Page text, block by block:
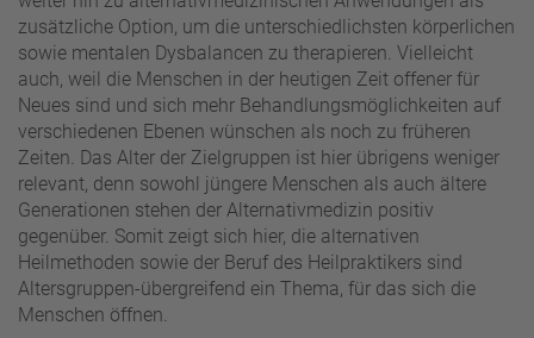
zusätzliche Option, um die unterschiedlichsten körperlichen
sowie mentalen Dysbalancen zu therapieren. Vielleicht
auch, weil die Menschen in der heutigen Zeit offener für
Neues sind und sich mehr Behandlungsmöglichkeiten auf
verschiedenen Ebenen wünschen als noch zu früheren
Zeiten. Das Alter der Zielgruppen ist hier übrigens weniger
relevant, denn sowohl jüngere Menschen als auch ältere
Generationen stehen der Alternativmedizin positiv
gegenüber. Somit zeigt sich hier, die alternativen
Heilmethoden sowie der Beruf des Heilpraktikers sind
Altersgruppen-übergreifend ein Thema, für das sich die
Menschen öffnen.